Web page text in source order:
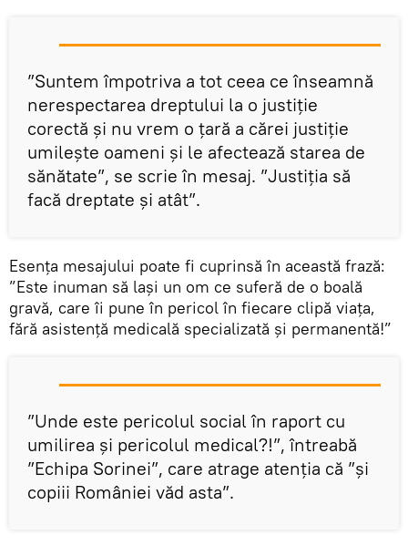
”Suntem împotriva a tot ceea ce înseamnă
nerespectarea dreptului la o justiție
corectă și nu vrem o țară a cărei justiție
umilește oameni și le afectează starea de
sănătate”, se scrie în mesaj. ”Justiția să
facă dreptate și atât”.
Esența mesajului poate fi cuprinsă în această frază:
”Este inuman să lași un om ce suferă de o boală
gravă, care îi pune în pericol în fiecare clipă viața,
fără asistență medicală specializată și permanentă!”
”Unde este pericolul social în raport cu
umilirea și pericolul medical?!”, întreabă
”Echipa Sorinei”, care atrage atenția că ”și
copiii României văd asta”.